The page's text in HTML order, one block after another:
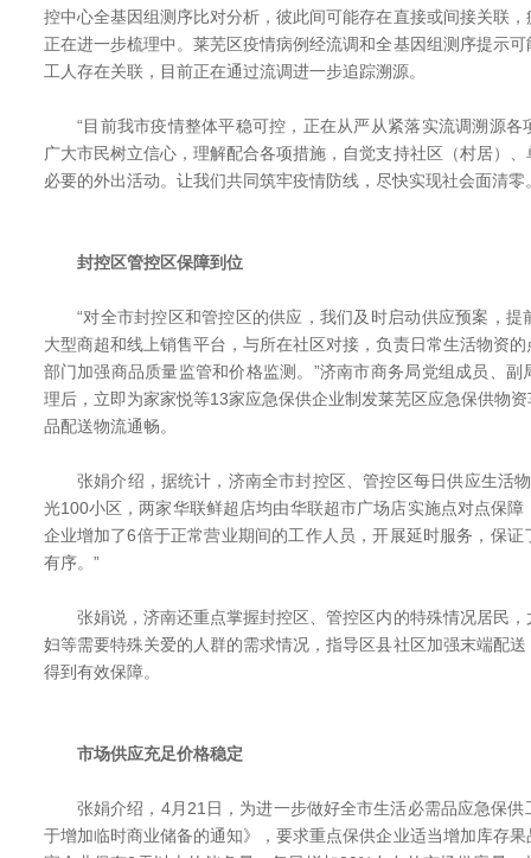
控中心全基因组测序比对分析，彼此间可能存在直接或间接关联
正在进一步梳理中。莱芜区疫情病例经流调和全基因组测序提示
工人存在关联，目前正在通过流调进一步追踪溯源。
“目前我市疫情整体平稳可控，正在从严从紧落实流调溯源各
广大市民树立信心，理解配合各项措施，自觉支持社区（村居）
必要的外出活动。让我们共同筑牢疫情防线，尽快实现社会面清零
封控区管控区保障到位
“对全市封控区和管控区的供应，我们及时启动供应预案，提
大型商超和线上销售平台，与所在社区对接，负责日常生活物资
部门加强商品质量监管和价格监测。”济南市商务局党组成员、
理后，立即为家家悦等13家应急保供企业制发莱芜区应急保供物
品配送物流通畅。
张娟介绍，据统计，济南全市封控区、管控区每日供应生活物
光100小区，两家华联鲜超店均由华联超市广场店实施点对点保
企业增加了6倍于正常营业期间的工作人员，开展延时服务，保
有序。”
张娟说，济南还重点掌握封控区、管控区内的特殊情况居民，
妇等需要特殊关爱的人群的需求情况，指导区县社区加强末端配
得到有效保障。
市场供应充足价格稳定
张娟介绍，4月21日，为进一步做好全市生活必需品应急保供
于增加临时商业储备的通知》，要求重点保供企业适当增加库存